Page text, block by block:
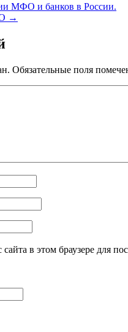
МФО и банков в России.
→
Обязательные поля
в этом браузере для